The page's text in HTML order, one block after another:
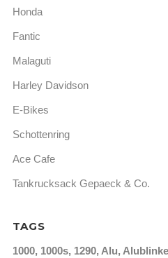
Honda
Fantic
Malaguti
Harley Davidson
E-Bikes
Schottenring
Ace Cafe
Tankrucksack Gepaeck & Co.
TAGS
1000 1000s 1290 Alu